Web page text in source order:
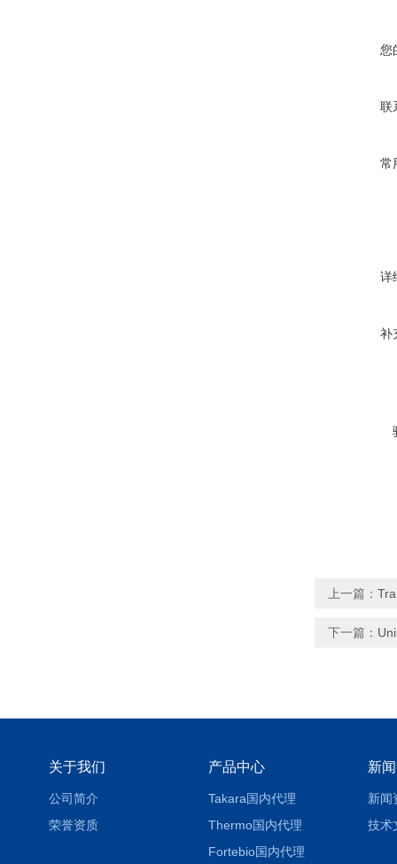
您
联
常
详
补
上一篇：
下一篇：
关于我们
公司简介
荣誉资质
产品中心
Takara国内代理
Thermo国内代理
Fortebio国内代理
新
新闻
技术